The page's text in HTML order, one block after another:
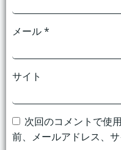
メール*
サイト
次回のコメントで使
前、メールアドレス、サ